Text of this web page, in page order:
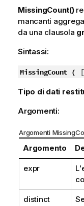
MissingCount()
mancanti
da una clausola
Sintassi:
MissingCount (
Tipo di dati
Argomenti:
Argomenti
Argomento
expr
distinct